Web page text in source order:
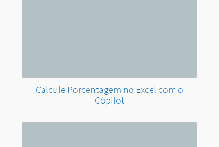
Calcule Porcentagem no Excel com o
Copilot